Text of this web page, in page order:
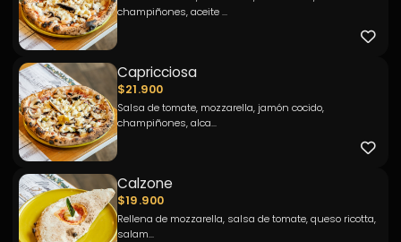
champiñones, aceite ...
Capricciosa
$21.900
Salsa de tomate, mozzarella, jamón cocido,
champiñones, alca...
Calzone
$19.900
Rellena de mozzarella, salsa de tomate, queso ricotta,
salam...